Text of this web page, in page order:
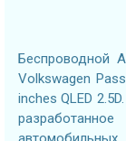
Беспроводной
Volkswagen
inches QLED